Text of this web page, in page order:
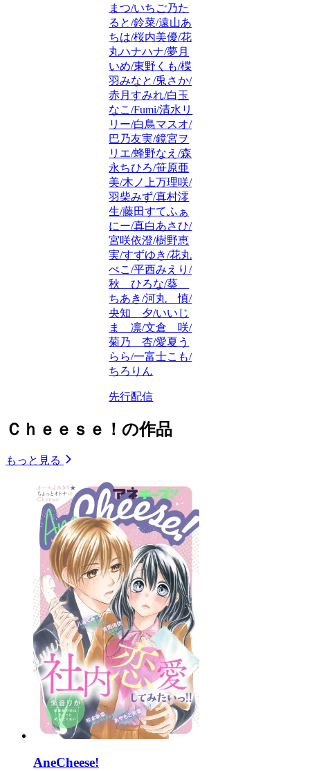
まつ/いちご乃た
ると/鈴菜/遠山あ
ちは/桜内美優/花
丸ハナハナ/夢月
いめ/東野くも/楪
羽みなと/兎さか/
赤月すみれ/白玉
なこ/Fumi/清水リ
リー/白鳥マスオ/
巴乃友実/鏡宮ヲ
リエ/蜂野なえ/森
永ちひろ/笹原亜
美/木ノ上万理咲/
羽柴みず/真村澪
生/藤田すてふぁ
にー/真白あさひ/
宮咲依澄/樹野恵
実/すずゆき/花丸
ぺこ/平西みえり/
秋 ひろな/葵
ちあき/河丸 慎/
央知 夕/いいじ
ま 凛/文倉 咲/
菊乃 杏/愛夏う
らら/一富士こも/
ちろりん
先行配信
Ｃｈｅｅｓｅ！の作品
もっと見る
AneCheese!